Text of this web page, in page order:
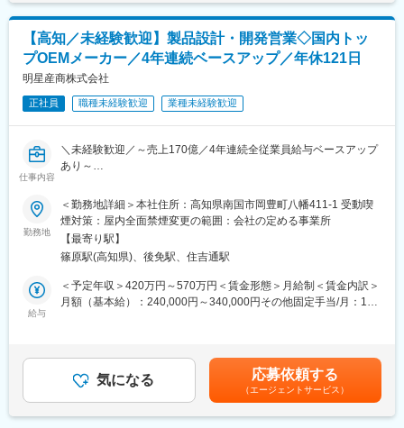
変更の範囲：会社の定める業務
ルディングスのグループ企業でもあり、安定した環境の中で長く
働くことができます。
また、当社は次世代の薬局のあるべき形を見据えて、20年以上前
から在宅医療に取り組んでおり、今後の超高齢社会に対してもビ
ジネスとして十分な準備ができている会社です。
■やりがいは地域貢献：
地元に根づいた薬局を運営しているため、地元の患者様に多くご
利用をいただいている環境です。患者様対応や薬剤師サポートを
通じ、「ありがとう」の言葉をもらえることがやりがいです。地
■ライフステージの変化があっても安心して働ける会社：
・当社の社員が転職活動をしなくていい環境を作る。そんな思い
から、様々な福利厚生や待遇をご用意しています。仕事もプライ
りました。
【高知／未経験歓迎】製品設計・開発営業◇国内トッ
プOEMメーカー／4年連続ベースアップ／年休121日
明星産商株式会社
正社員 職種未経験歓迎 業種未経験歓迎
仕事内容
＼未経験歓迎／～売上170億／4年連続全従業員給与ベースアップ
あり～
休暇や年末年始休暇は1週間以上◎】＜国内トップクラスの実績を
誇る国内外大手医薬品・化粧品を取り扱うOEMメーカーです＞
■ミッション：
クライアントから製品のご相談を受け、製品設計や社内外調整を
行い、完成した製品を届けるまでが一連の業務です。
す。
具体的には、お客様からオーダー頂いた製品をターゲットの客層
に合わせて製品仕様の検討、工場設備の性能や生産技術を考慮し
勤務地
＜勤務地詳細＞本社住所：高知県南国市岡豊町八幡411-1 受動喫
煙対策：屋内全面禁煙変更の範囲：会社の定める事業所
【最寄り駅】
篠原駅(高知県)、後免駅、住吉通駅
給与
＜予定年収＞420万円～570万円＜賃金形態＞月給制＜賃金内訳＞
月額（基本給）：240,000円～340,000円その他固定手当/月：1円
（7月）■賞与：年2回※計3ヶ月分（目安）■決算賞与（6月）※業績
による■モデル年収：部長：800万~ 課長：600~700万程度賃金
はあくまでも目安の金額であり、選考を通じて上下する可能性が
あります。月給(月額)は固定手当を含めた表記です。
気になる 応募依頼する
（エージェントサービス）